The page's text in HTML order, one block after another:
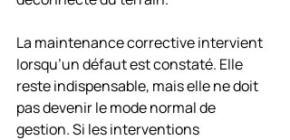
La maintenance corrective intervient
lorsqu’un défaut est constaté. Elle
reste indispensable, mais elle ne doit
pas devenir le mode normal de
gestion. Si les interventions